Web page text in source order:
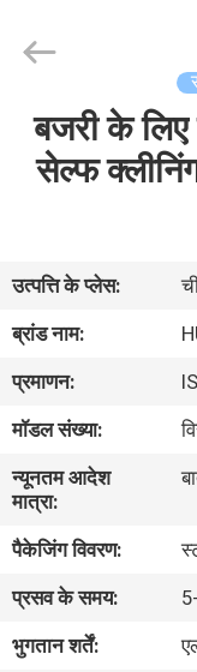
घर
हमारे
बारे
में
कारखाने
का
दौरा
गुणवत्ता
नियंत्रण
Mesh
Product
Reserved.बजरी के लिए
सेल्फ
उत्पत्ति के प्लेस:
ब्रांड नाम:
प्रमाणन:
मॉडल संख्या:
न्यूनतम आदेश
मात्रा:
पैकेजिंग विवरण:
प्रसव के समय:
भुगतान शर्तें: